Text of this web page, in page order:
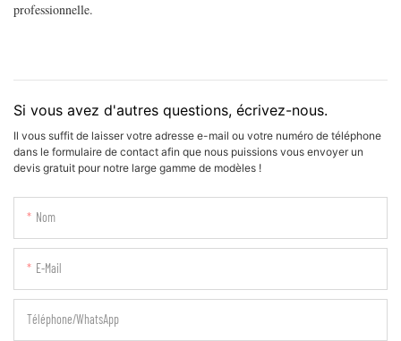
professionnelle.
Si vous avez d'autres questions, écrivez-nous.
Il vous suffit de laisser votre adresse e-mail ou votre numéro de téléphone
dans le formulaire de contact afin que nous puissions vous envoyer un
devis gratuit pour notre large gamme de modèles !
Nom
E-Mail
Téléphone/WhatsApp